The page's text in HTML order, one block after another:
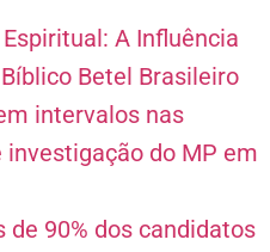
A Influência
Betel Brasileiro
intervalos nas
investigação do MP em
de 90% dos candidatos